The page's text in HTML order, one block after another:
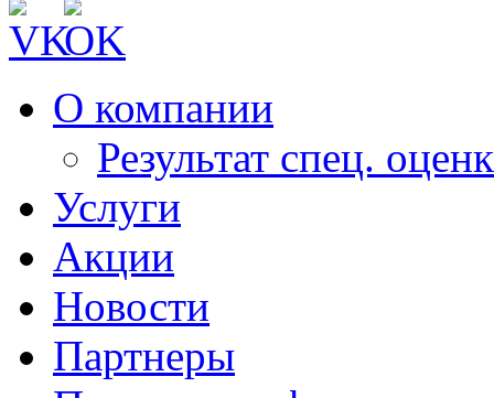
О компании
Результат спец.
Услуги
Акции
Новости
Партнеры